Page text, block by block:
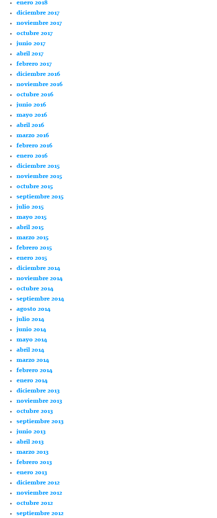
enero 2018
diciembre 2017
noviembre 2017
octubre 2017
junio 2017
abril 2017
febrero 2017
diciembre 2016
noviembre 2016
octubre 2016
junio 2016
mayo 2016
abril 2016
marzo 2016
febrero 2016
enero 2016
diciembre 2015
noviembre 2015
octubre 2015
septiembre 2015
julio 2015
mayo 2015
abril 2015
marzo 2015
febrero 2015
enero 2015
diciembre 2014
noviembre 2014
octubre 2014
septiembre 2014
agosto 2014
julio 2014
junio 2014
mayo 2014
abril 2014
marzo 2014
febrero 2014
enero 2014
diciembre 2013
noviembre 2013
octubre 2013
septiembre 2013
junio 2013
abril 2013
marzo 2013
febrero 2013
enero 2013
diciembre 2012
noviembre 2012
octubre 2012
septiembre 2012